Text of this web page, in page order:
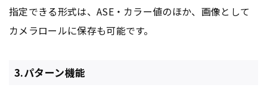
指定できる形式は、ASE・カラー値のほか、画像として
カメラロールに保存も可能です。
3.パターン機能